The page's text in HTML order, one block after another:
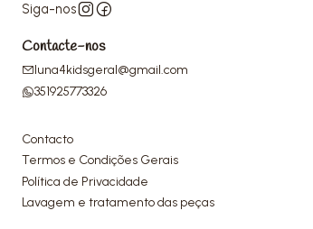
Siga-nos
Contacte-nos
luna4kidsgeral@gmail.com
351925773326
Contacto
Termos e Condições Gerais
Política de Privacidade
Lavagem e tratamento das peças